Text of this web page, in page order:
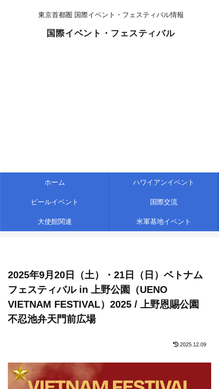
東京首都圏 国際イベント・フェスティバル情報
国際イベント・フェスティバル
ホーム ハワイアンイベント
ビールイベント 国際交流
大使館関連 米軍基地イベント
2025年9月20日（土）・21日（日）ベトナム
フェスティバル in 上野公園（UENO
VIETNAM FESTIVAL）2025 / 上野恩賜公園
不忍池弁天門前広場
2025.12.09